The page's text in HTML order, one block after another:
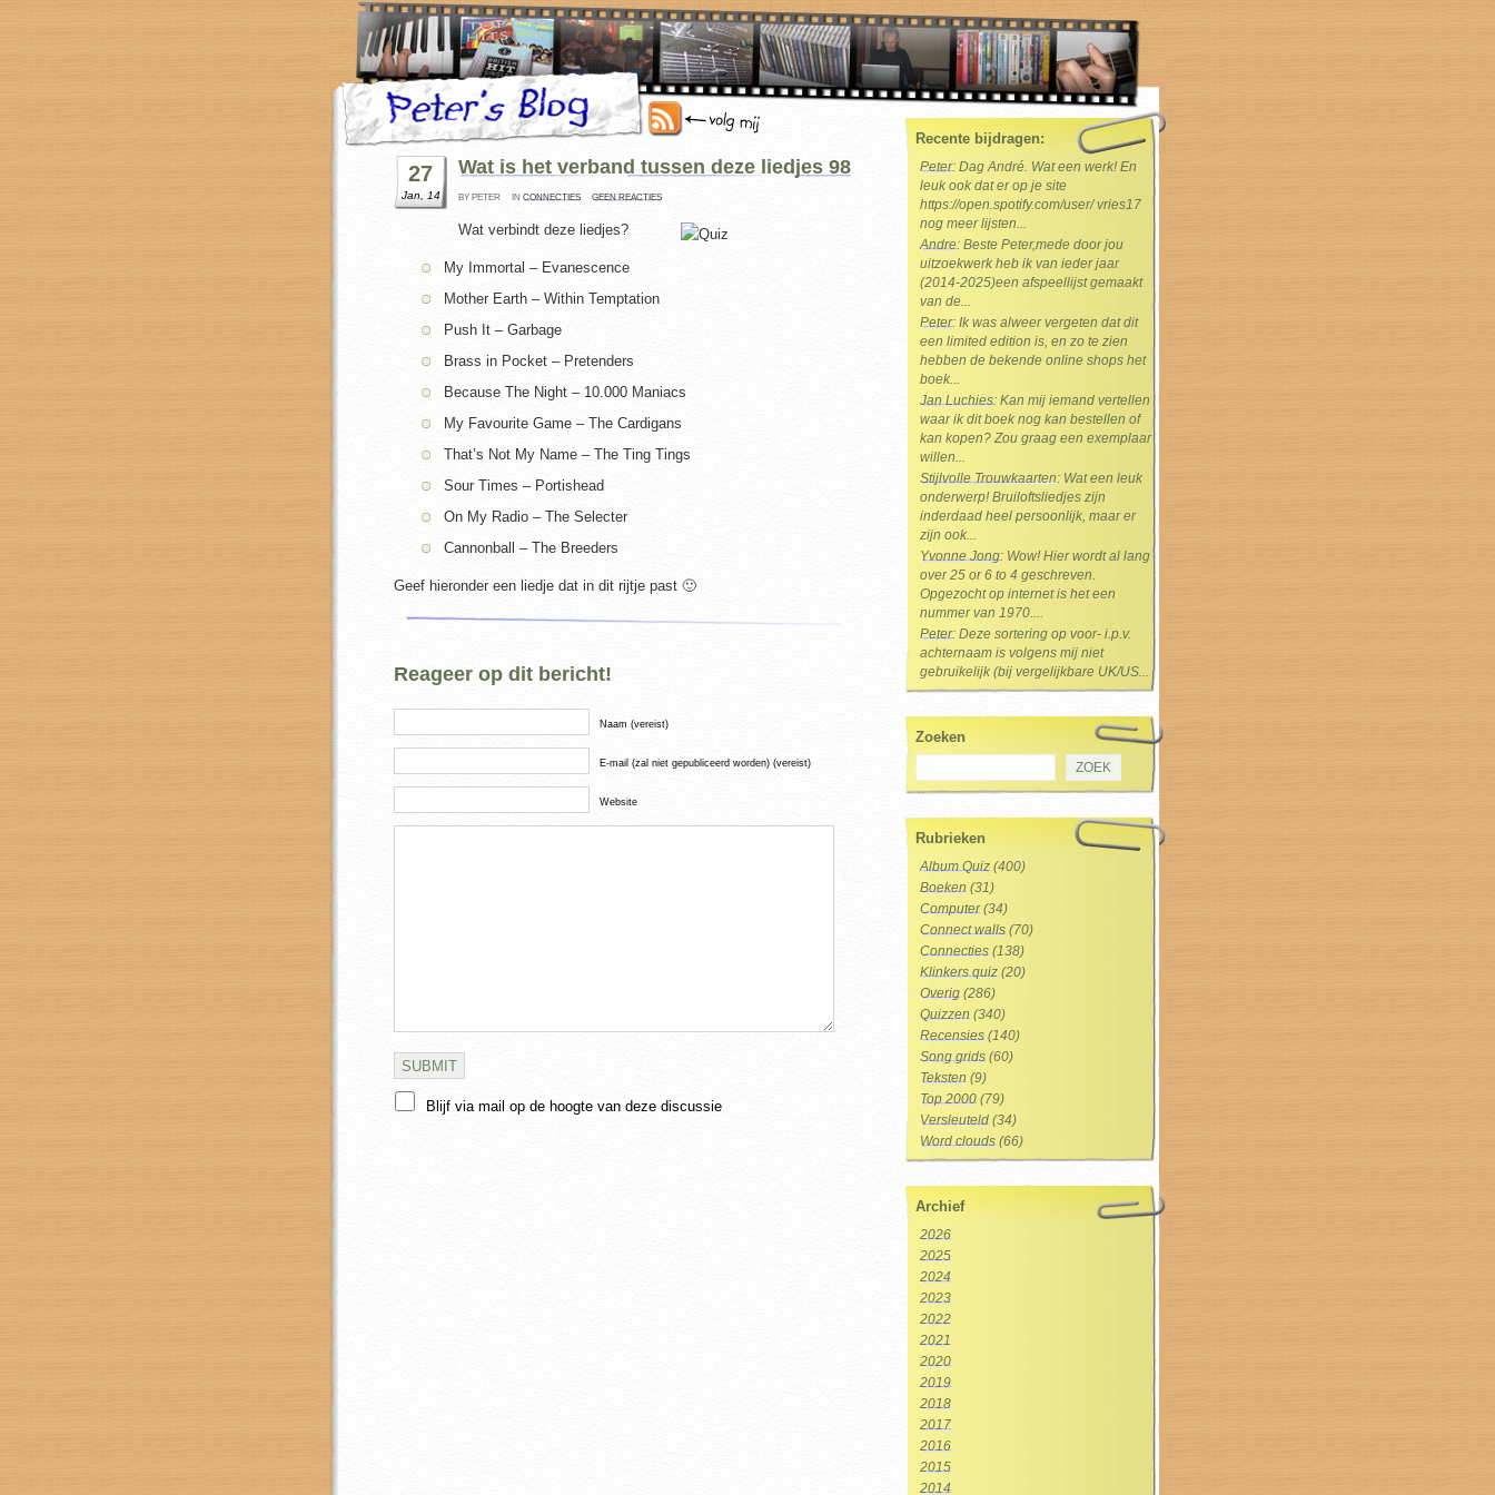
27
Jan, 14
Wat is het verband tussen deze liedjes 98
BY PETER IN CONNECTIES GEEN REACTIES
Wat verbindt deze liedjes?
My Immortal – Evanescence
Mother Earth – Within Temptation
Push It – Garbage
Brass in Pocket – Pretenders
Because The Night – 10.000 Maniacs
My Favourite Game – The Cardigans
That’s Not My Name – The Ting Tings
Sour Times – Portishead
On My Radio – The Selecter
Cannonball – The Breeders
Geef hieronder een liedje dat in dit rijtje past 🙂
Reageer op dit bericht!
Naam (vereist)
E-mail (zal niet gepubliceerd worden) (vereist)
Website
Blijf via mail op de hoogte van deze discussie
Recente bijdragen:
Peter: Dag André. Wat een werk! En
leuk ook dat er op je site
https://open.spotify.com/user/ vries17
nog meer lijsten...
Andre: Beste Peter,mede door jou
uitzoekwerk heb ik van ieder jaar
(2014-2025)een afspeellijst gemaakt
van de...
Peter: Ik was alweer vergeten dat dit
een limited edition is, en zo te zien
hebben de bekende online shops het
boek...
Jan Luchies: Kan mij iemand vertellen
waar ik dit boek nog kan bestellen of
kan kopen? Zou graag een exemplaar
willen...
Stijlvolle Trouwkaarten: Wat een leuk
onderwerp! Bruiloftsliedjes zijn
inderdaad heel persoonlijk, maar er
zijn ook...
Yvonne Jong: Wow! Hier wordt al lang
over 25 or 6 to 4 geschreven.
Opgezocht op internet is het een
nummer van 1970....
Peter: Deze sortering op voor- i.p.v.
achternaam is volgens mij niet
gebruikelijk (bij vergelijkbare UK/US...
Zoeken
Rubrieken
Album Quiz (400)
Boeken (31)
Computer(34)
Connect walls (70)
Connecties (138)
Klinkers quiz (20)
Overig (286)
Quizzen (340)
Recensies (140)
Song grids (60)
Teksten (9)
Top 2000 (79)
Versleuteld (34)
Word clouds (66)
Archief
2026
2025
2024
2023
2022
2021
2020
2019
2018
2017
2016
2015
2014